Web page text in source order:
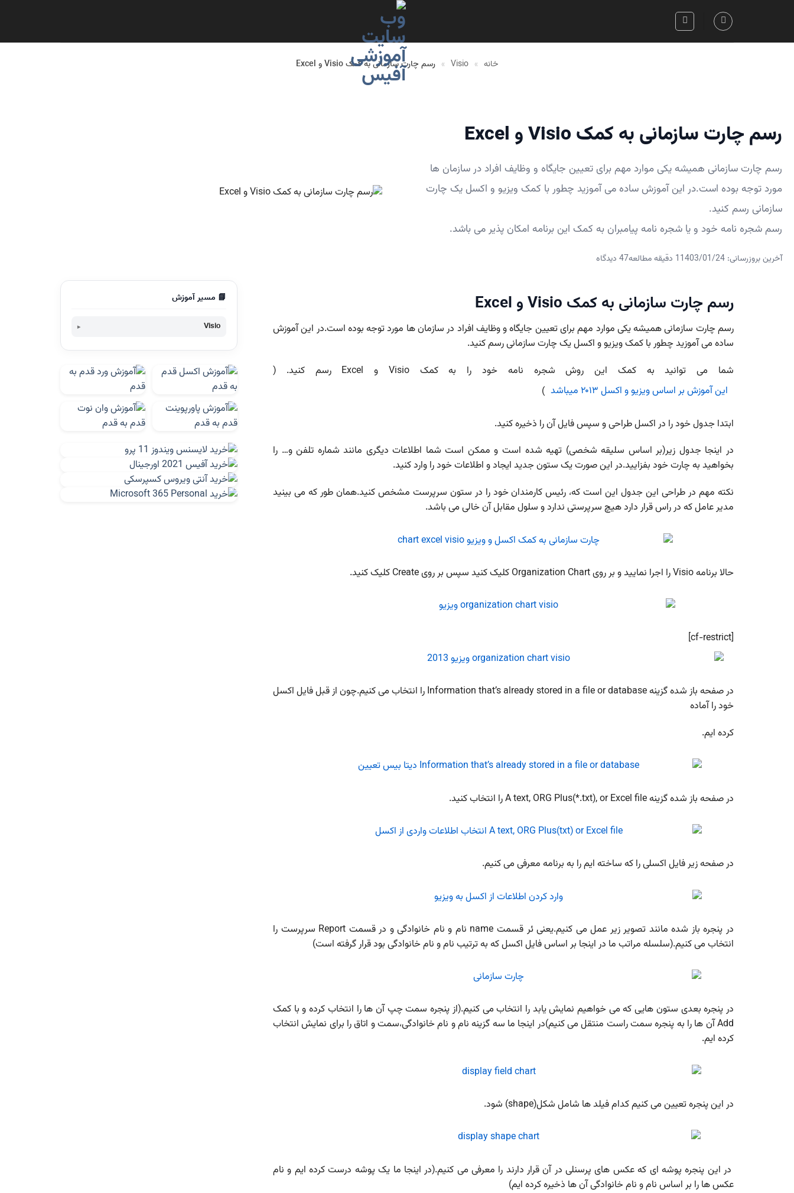
خانه »
Visio
» رسم چارت سازمانی به کمک Visio و Excel
رسم چارت سازمانی به کمک Visio و Excel
رسم چارت سازمانی همیشه یکی موارد مهم برای تعیین جایگاه و وظایف افراد در سازمان ها
مورد توجه بوده است.در این آموزش ساده می آموزید چطور با کمک ویزیو و اکسل یک چارت
سازمانی رسم کنید.
رسم شجره نامه خود و یا شجره نامه پیامبران به کمک این برنامه امکان پذیر می باشد.
آخرین بروزرسانی: 1403/01/24 1 دقیقه مطالعه 47 دیدگاه
رسم چارت سازمانی به کمک Visio و Excel
رسم چارت سازمانی همیشه یکی موارد مهم برای تعیین جایگاه و وظایف افراد در سازمان ها مورد توجه بوده است.در این آموزش
ساده می آموزید چطور با کمک ویزیو و اکسل یک چارت سازمانی رسم کنید.
شما می توانید به کمک این روش شجره نامه خود را به کمک Visio و Excel رسم کنید. (
این آموزش بر اساس ویزیو و اکسل ۲۰۱۳ میباشد
)
ابتدا جدول خود را در اکسل طراحی و سپس فایل آن را ذخیره کنید.
در اینجا جدول زیر(بر اساس سلیقه شخصی) تهیه شده است و ممکن است شما اطلاعات دیگری مانند شماره تلفن و… را
بخواهید به چارت خود بفزایید.در این صورت یک ستون جدید ایجاد و اطلاعات خود را وارد کنید.
نکته مهم در طراحی این جدول این است که، رئیس کارمندان خود را در ستون سرپرست مشخص کنید.همان طور که می بینید
مدیر عامل که در راس قرار دارد هیچ سرپرستی ندارد و سلول مقابل آن خالی می باشد.
حالا برنامه Visio را اجرا نمایید و بر روی Organization Chart کلیک کنید سپس بر روی Create کلیک کنید.
[cf-restrict]
در صفحه باز شده گزینه Information that’s already stored in a file or database را انتخاب می کنیم.چون از قبل فایل اکسل
خود را آماده
کرده ایم.
در صفحه باز شده گزینه A text, ORG Plus(*.txt), or Excel file را انتخاب کنید.
در صفحه زیر فایل اکسلی را که ساخته ایم را به برنامه معرفی می کنیم.
در پنجره باز شده مانند تصویر زیر عمل می کنیم.یعنی ئر قسمت name نام و نام خانوادگی و در قسمت Report سرپرست را
انتخاب می کنیم.(سلسله مراتب ما در اینجا بر اساس فایل اکسل که به ترتیب نام و نام خانوادگی بود قرار گرفته است)
در پنجره بعدی ستون هایی که می خواهیم نمایش یابد را انتخاب می کنیم.(از پنجره سمت چپ آن ها را انتخاب کرده و با کمک
Add آن ها را به پنجره سمت راست منتقل می کنیم)در اینجا ما سه گزینه نام و نام خانوادگی،سمت و اتاق را برای نمایش انتخاب
کرده ایم.
در این پنجره تعیین می کنیم کدام فیلد ها شامل شکل(shape) شود.
در این پنجره پوشه ای که عکس های پرسنلی در آن قرار دارند را معرفی می کنیم.(در اینجا ما یک پوشه درست کرده ایم و نام
عکس ها را بر اساس نام و نام خانوادگی آن ها ذخیره کرده ایم)
📘 مسیر آموزش
Visio
آموزش رسم SWOT به کمک Visio
رسم چارت سازمانی به کمک Visio و Excel
رسم WBS به کمک Visio
راهنمای مفید برای مهاجرت از Visio 2003 به
Visio 2010